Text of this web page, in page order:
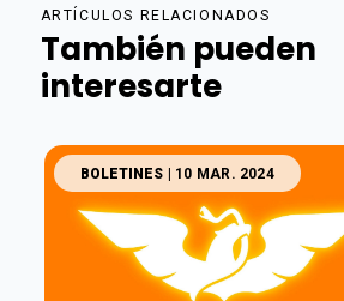
ARTÍCULOS RELACIONADOS
También pueden
interesarte
BOLETINES | 10 MAR. 2024